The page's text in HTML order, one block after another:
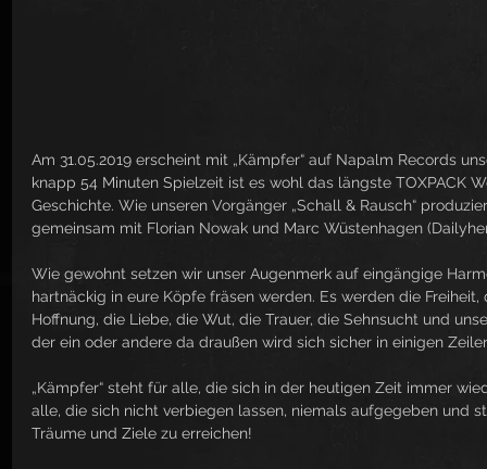
Am 31.05.2019 erscheint mit „Kämpfer“ auf Napalm Records
knapp 54 Minuten Spielzeit ist es wohl das längste TOXPACK
Geschichte. Wie unseren Vorgänger „Schall & Rausch“
gemeinsam mit Florian Nowak und Marc Wüstenhagen
Wie gewohnt setzen wir unser Augenmerk auf eingängige
hartnäckig in eure Köpfe fräsen werden. Es werden die
Hoffnung, die Liebe, die Wut, die Trauer, die Sehnsucht und
der ein oder andere da draußen wird sich sicher in einigen
„Kämpfer“ steht für alle, die sich in der heutigen Zeit immer
alle, die sich nicht verbiegen lassen, niemals aufgegeben und
Träume und Ziele zu erreichen!